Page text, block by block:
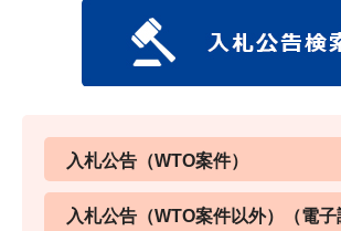
入札公告（WTO案件）
入札公告（WTO案件以外）（電子